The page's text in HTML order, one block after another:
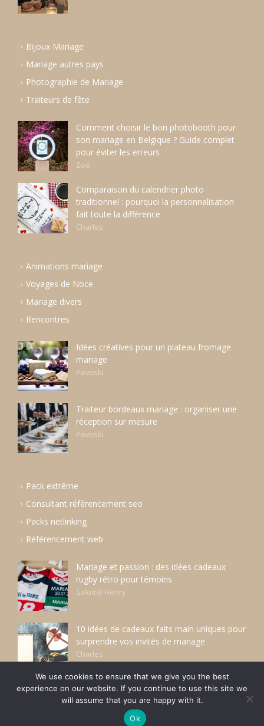
Bijoux Mariage
Mariage autres pays
Photographie de Mariage
Traiteurs de fête
Comment choisir le bon photobooth pour
son mariage en Belgique ? Guide complet
pour éviter les erreurs
Zoé
Comparaison du calendrier photo
traditionnel : pourquoi la personnalisation
fait toute la différence
Charles
Animations mariage
Voyages de Noce
Mariage divers
Rencontres
Idées créatives pour un plateau fromage
mariage
Povoski
Traiteur bordeaux mariage : organiser une
réception sur mesure
Povoski
Pack extrême
Consultant référencement seo
Packs netlinking
Référencement web
Mariage et passion : des idées cadeaux
rugby rétro pour témoins
Salomé Henry
10 idées de cadeaux faits main uniques pour
surprendre vos invités de mariage
Charles
© 2026 Organisation de mariages
Belgique. All Rights Reserved.
We use cookies to ensure that we give you the best
experience on our website. If you continue to use this site we
will assume that you are happy with it.
Ok